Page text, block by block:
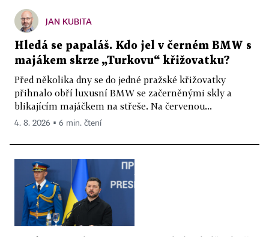
JAN KUBITA
Hledá se papaláš. Kdo jel v černém BMW s
majákem skrze „Turkovu“ křižovatku?
Před několika dny se do jedné pražské křižovatky
přihnalo obří luxusní BMW se začerněnými skly a
blikajícím majáčkem na střeše. Na červenou...
4. 8. 2026 ▪ 6 min. čtení